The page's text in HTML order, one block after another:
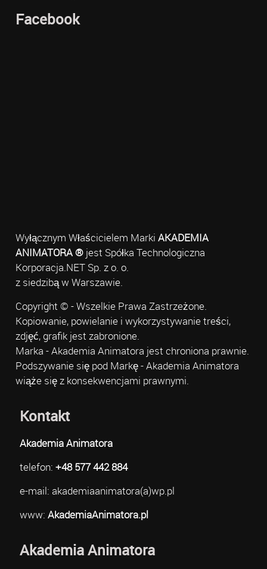
Facebook
Wyłącznym Właścicielem Marki AKADEMIA
ANIMATORA ®jest Spółka Technologiczna
Korporacja.NET Sp. z o. o.
z siedzibą w Warszawie.
Copyright © - Wszelkie Prawa Zastrzeżone.
Kopiowanie, powielanie i wykorzystywanie treści,
zdjęć, grafik jest zabronione.
Marka - Akademia Animatora jest chroniona prawnie.
Podszywanie się pod Markę - Akademia Animatora
wiąże się z konsekwencjami prawnymi.
Kontakt
Akademia Animatora
telefon: +48 577 442 884
e-mail: akademiaanimatora(a)wp.pl
www: AkademiaAnimatora.pl
Akademia Animatora